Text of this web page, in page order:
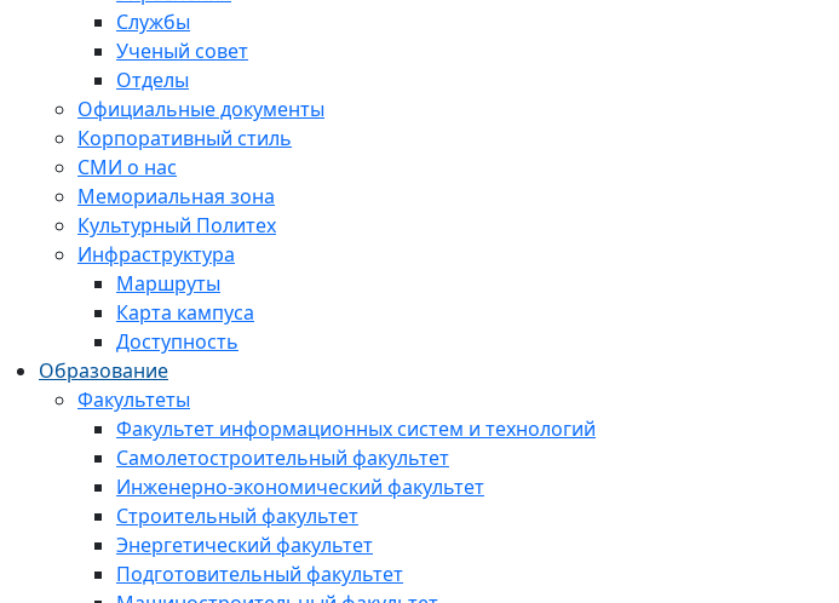
Службы
Ученый совет
Отделы
Официальные документы
Корпоративный стиль
СМИ о нас
Мемориальная зона
Культурный Политех
Инфраструктура
Маршруты
Карта кампуса
Доступность
Образование
Факультеты
Факультет информационных систем и технологий
Самолетостроительный факультет
Инженерно-экономический факультет
Строительный факультет
Энергетический факультет
Подготовительный факультет